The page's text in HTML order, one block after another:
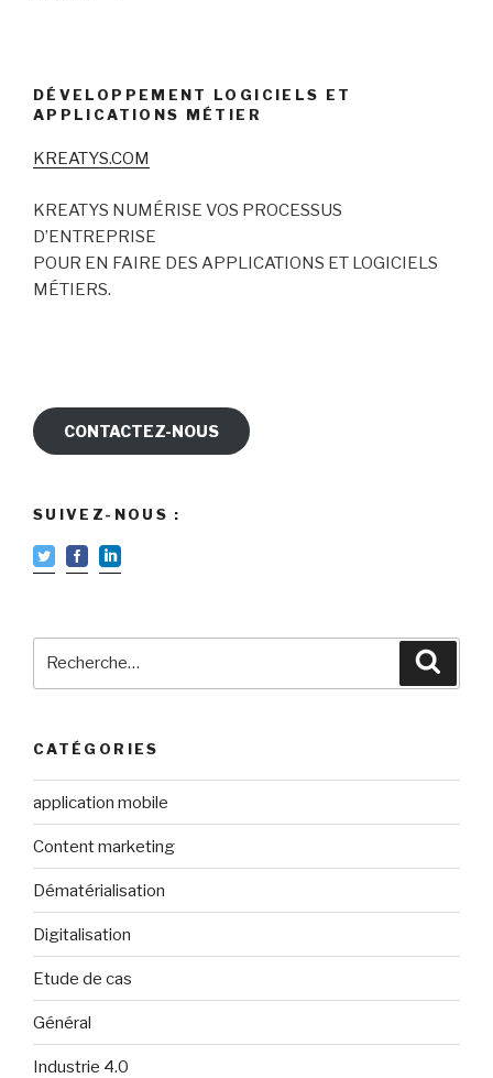
DÉVELOPPEMENT LOGICIELS ET
APPLICATIONS MÉTIER
KREATYS.COM
KREATYS NUMÉRISE VOS PROCESSUS
D’ENTREPRISE
POUR EN FAIRE DES APPLICATIONS ET LOGICIELS
MÉTIERS.
CONTACTEZ-NOUS
SUIVEZ-NOUS :
CATÉGORIES
application mobile
Content marketing
Dématérialisation
Digitalisation
Etude de cas
Général
Industrie 4.0